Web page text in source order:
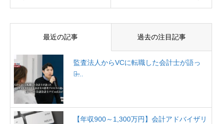
最近の記事 過去の注目記事
監査法人からVCに転職した会計士が語っ
た̶...
【年収900～1,300万円】会計アドバイザリ